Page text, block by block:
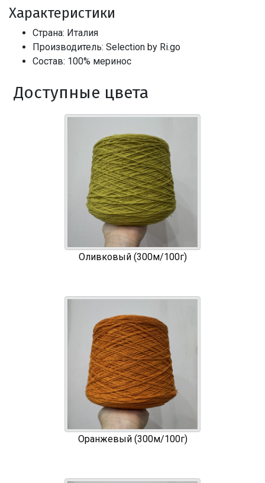
Характеристики
Страна: Италия
Производитель: Selection by Ri.go
Состав: 100% меринос
Доступные цвета
Оливковый (300м/100г)
Оранжевый (300м/100г)